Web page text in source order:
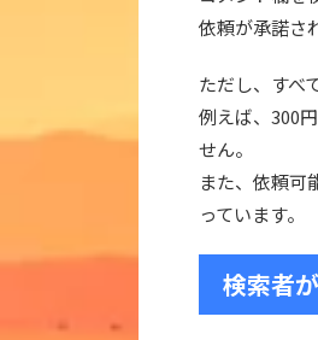
依頼が承諾さ
ただし、すべ
例えば、300
せん。
また、依頼可
っています。
検索者